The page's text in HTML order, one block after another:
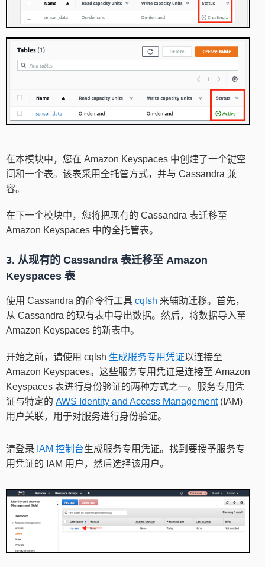
在本模块中，您在 Amazon Keyspaces 中创建了一个键空
间和一个表。该表采用全托管方式，并与 Cassandra 兼
容。
在下一个模块中，您将把现有的 Cassandra 表迁移至
Amazon Keyspaces 中的全托管表。
3. 从现有的 Cassandra 表迁移至 Amazon
Keyspaces 表
使用 Cassandra 的命令行工具 cqlsh 来辅助迁移。首先，
从 Cassandra 的现有表中导出数据。然后，将数据导入至
Amazon Keyspaces 的新表中。
开始之前，请使用 cqlsh 生成服务专用凭证以连接至
Amazon Keyspaces。这些服务专用凭证是连接至 Amazon
Keyspaces 表进行身份验证的两种方式之一。服务专用凭
证与特定的 AWS Identity and Access Management(IAM)
用户关联，用于对服务进行身份验证。
请登录 IAM 控制台生成服务专用凭证。找到要授予服务专
用凭证的 IAM 用户，然后选择该用户。